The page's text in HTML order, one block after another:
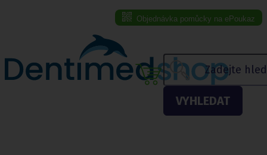
Objednávka pomůcky na ePoukaz
VYHLEDAT